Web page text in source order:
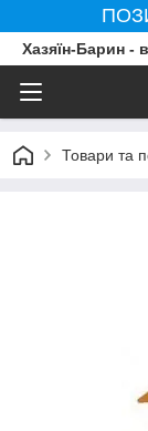
Хазяїн-Барин -
Товари та